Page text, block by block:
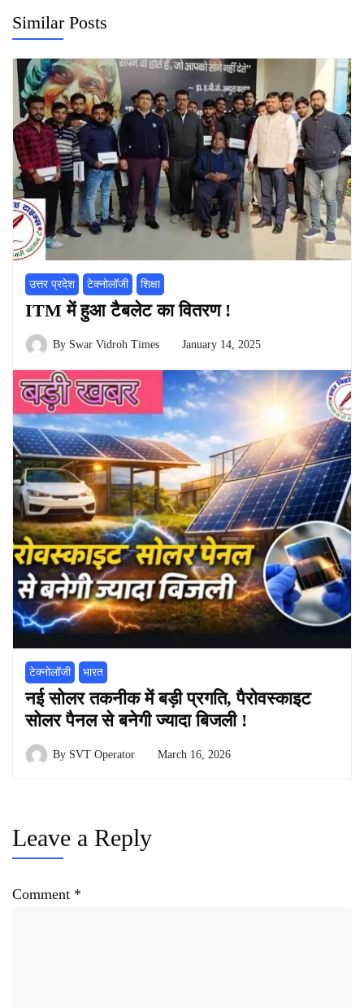
Similar Posts
उत्तर प्रदेश टेक्नोलॉजी शिक्षा
ITM में हुआ टैबलेट का वितरण !
By Swar Vidroh Times January 14, 2025
टेक्नोलॉजी भारत
नई सोलर तकनीक में बड़ी प्रगति, पैरोवस्काइट
सोलर पैनल से बनेगी ज्यादा बिजली !
By SVT Operator March 16, 2026
Leave a Reply
Comment *